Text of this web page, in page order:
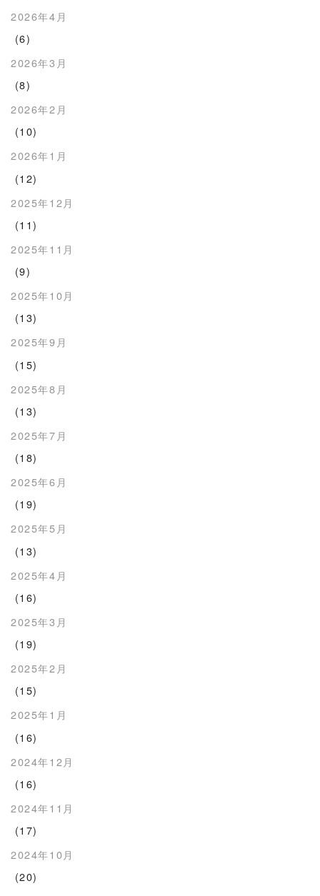
2026年4月
(6)
2026年3月
(8)
2026年2月
(10)
2026年1月
(12)
2025年12月
(11)
2025年11月
(9)
2025年10月
(13)
2025年9月
(15)
2025年8月
(13)
2025年7月
(18)
2025年6月
(19)
2025年5月
(13)
2025年4月
(16)
2025年3月
(19)
2025年2月
(15)
2025年1月
(16)
2024年12月
(16)
2024年11月
(17)
2024年10月
(20)